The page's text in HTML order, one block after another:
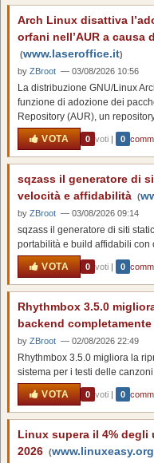
Arch Linux disattiva
orfani nell’AUR a causa
(www.laseroffice.it)
by ZBroot — 03/08/2026 10:56
La distribuzione GNU/Linux
funzione di adozione dei
Repository (AUR), un
VOTA
0 voti | 0
sqzass il generatore di
velocità e affidabilità (
by ZBroot — 03/08/2026 09:14
sqzass il generatore di siti
portabilità e build affidabili con
VOTA
0 voti | 0
Rhythmbox 3.5.0
backend
by ZBroot — 02/08/2026 22:49
Rhythmbox 3.5.0 migliora la
sistema per i testi delle
VOTA
0 voti | 0
Linux supera il 4% degli
2026 (www.linuxeasy.org